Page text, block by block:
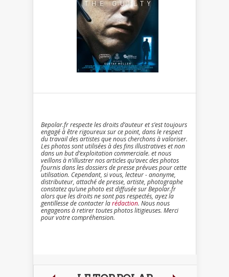
Bepolar.fr respecte les droits d’auteur et s’est toujours
engagé à être rigoureux sur ce point, dans le respect
du travail des artistes que nous cherchons à valoriser.
Les photos sont utilisées à des fins illustratives et non
dans un but d’exploitation commerciale. et nous
veillons à n’illustrer nos articles qu’avec des photos
fournis dans les dossiers de presse prévues pour cette
utilisation. Cependant, si vous, lecteur - anonyme,
distributeur, attaché de presse, artiste, photographe
constatez qu’une photo est diffusée sur Bepolar.fr
alors que les droits ne sont pas respectés, ayez la
gentillesse de contacter larédaction. Nous nous
engageons à retirer toutes photos litigieuses. Merci
pour votre compréhension.